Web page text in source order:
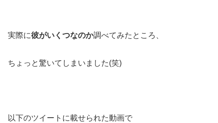
実際に彼がいくつなのか調べてみたところ、
ちょっと驚いてしまいました(笑)
以下のツイートに載せられた動画で